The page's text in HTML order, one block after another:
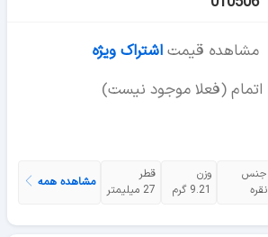
مشاهده قیمت اشتراک ویژه
اتمام (فعلا موجود نیست)
جنس
نقره
وزن
9.21 گرم
قطر
27 میلیمتر
مشاهده همه